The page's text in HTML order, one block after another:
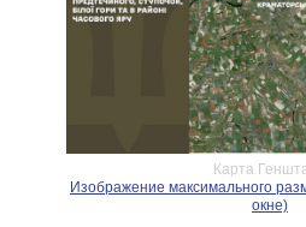
Карта
Изображение максимального
окне)